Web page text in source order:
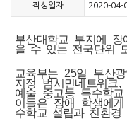
작성일자 2020-04-
부산대학교 부지에
을 수 있는 전국단위
교육부는 25일 부산
지정 범시민네트워크
예술 중고등 특수학
이들은 장애 학생에
수학교 설립과 친환